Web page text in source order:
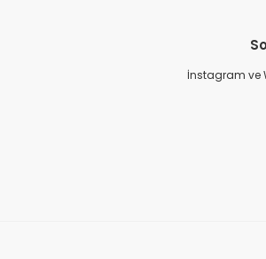
İnstagram ve